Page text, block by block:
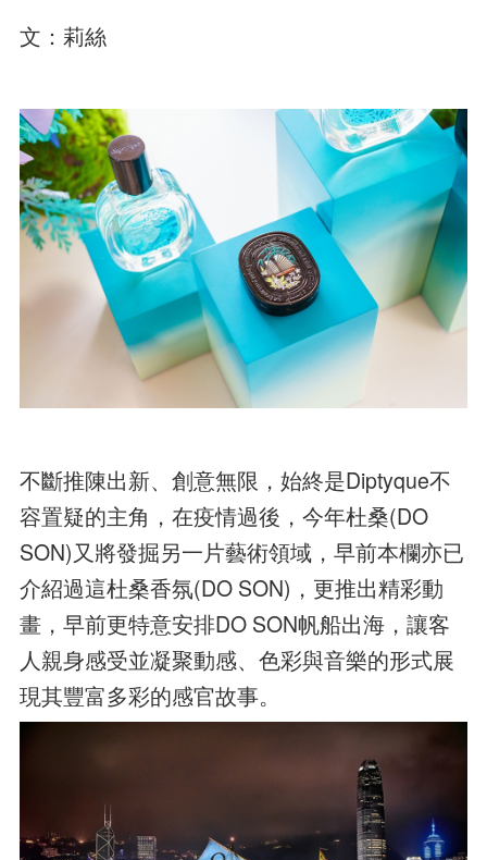
文：莉絲
不斷推陳出新、創意無限，始終是Diptyque不
容置疑的主角，在疫情過後，今年杜桑(DO
SON)又將發掘另一片藝術領域，早前本欄亦已
介紹過這杜桑香氛(DO SON)，更推出精彩動
畫，早前更特意安排DO SON帆船出海，讓客
人親身感受並凝聚動感、色彩與音樂的形式展
現其豐富多彩的感官故事。